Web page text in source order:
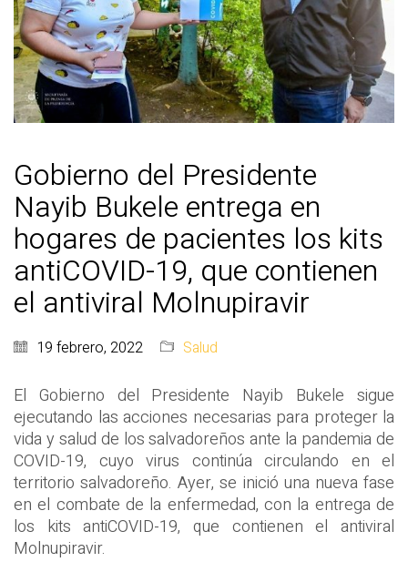
Gobierno del Presidente
Nayib Bukele entrega en
hogares de pacientes los kits
antiCOVID-19, que contienen
el antiviral Molnupiravir
19 febrero, 2022 Salud
El Gobierno del Presidente Nayib Bukele sigue
ejecutando las acciones necesarias para proteger la
vida y salud de los salvadoreños ante la pandemia de
COVID-19, cuyo virus continúa circulando en el
territorio salvadoreño. Ayer, se inició una nueva fase
en el combate de la enfermedad, con la entrega de
los kits antiCOVID-19, que contienen el antiviral
Molnupiravir.